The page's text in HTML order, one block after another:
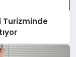
Turizminde